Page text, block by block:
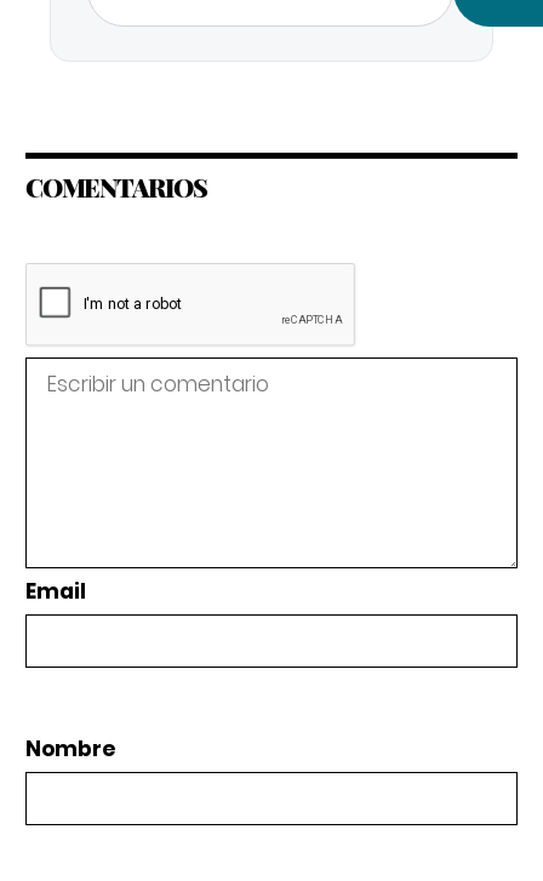
COMENTARIOS
Email
Nombre